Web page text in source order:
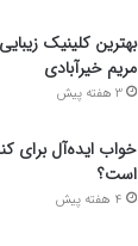
بهترین کلینیک
مریم خیرآبادی
3 هفته پیش
خواب ایده‌آل برای
است؟
4 هفته پیش